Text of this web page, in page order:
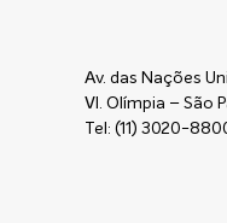
Av. das Nações
Vl. Olímpia – São
Tel: (11) 3020-